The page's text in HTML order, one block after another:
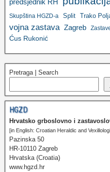
predsjednik RH
Skupština HGZD-a Split Trako
vojna zastava Zagreb
Ćus Rukonić
Pretraga | Search
HGZD
Hrvatsko grboslovno i
[in English: Croatian Heraldic and
Pazinska 50
HR-10110 Zagreb
Hrvatska (Croatia)
www.hgzd.hr